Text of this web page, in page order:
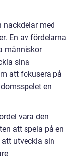
nackdelar med
En av fördelarna
människor
sina
att fokusera på
en
vara den
att spela på en
att utveckla sin